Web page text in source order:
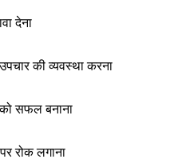
देना
की व्यवस्था करना
को सफल बनाना
रोक लगाना